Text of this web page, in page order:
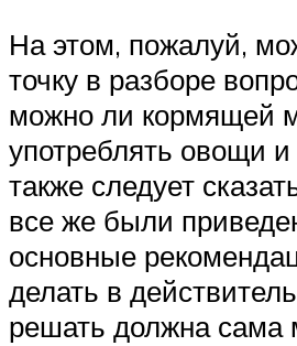
На этом, пожалуй,
точку в разборе
можно ли кормящей
употреблять овощи
также следует
все же были
основные
делать в
решать должна сама